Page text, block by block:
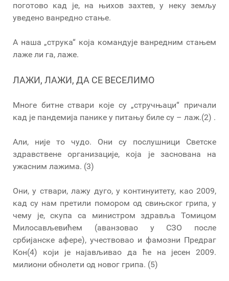
поготово кад је, на њихов захтев, у неку земљу
уведено ванредно стање.
А наша „струка“ која командује ванредним стањем
лаже ли га, лаже.
ЛАЖИ, ЛАЖИ, ДА СЕ ВЕСЕЛИМО
Многе битне ствари које су „стручњаци“ причали
кад је пандемија панике у питању биле су – лаж.(2) .
Али, није то чудо. Они су послушници Светске
здравствене организације, која је заснована на
ужасним лажима. (3)
Они, у ствари, лажу дуго, у континуитету, као 2009,
кад су нам претили помором од свињског грипа, у
чему је, скупа са министром здравља Томицом
Милосављевићем (аванзовао у СЗО после
србијанске афере), учествовао и фамозни Предраг
Кон(4) који је најављивао да ће на јесен 2009.
милиони обнолети од новог грипа. (5)